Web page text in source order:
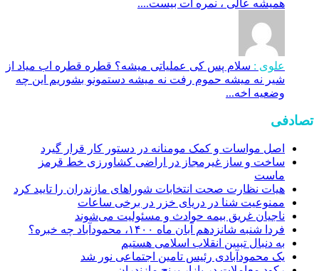
همیشه عالی ، نمره ات بیست....
علوی : سلام پس کی عملیاتی میشه؟ قطره قطره اب میاد از
شیر نه میشه حموم رفت نه میشه دستمونو بشوریم این چه
وضعیه اخه...
تصادفی
اصل مواسات و کمک مومنانه در دستور کار قرار گیرد
ساخت ‌و ساز غیرمجاز در اراضی کشاورزی خط قرمز
ماست
هیات نظارت صحت انتخابات شوراهای مازندران را تاييد كرد
ممنوعیت شنا در دریای خزر در برخی ساعات
ناجیان غریق بیمه حوادث و مسئولیت می‌شوند
فردا شنبه شانزدهم آبان ماه ۱۴۰۰، محمودآباد چه خبره؟
به دنبال تبیین انقلاب اسلامی هستیم
یک محمودآبادی رئیس تامین اجتماعی نور شد